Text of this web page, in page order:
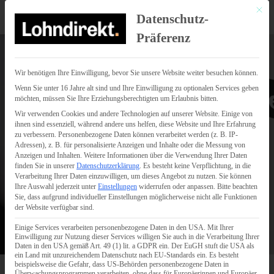
Mit
Datenschutz-
Präferenz
Wir benötigen Ihre Einwilligung, bevor Sie unsere Website weiter besuchen können.
Wenn Sie unter 16 Jahre alt sind und Ihre Einwilligung zu optionalen Services geben
möchten, müssen Sie Ihre Erziehungsberechtigten um Erlaubnis bitten.
Wir verwenden Cookies und andere Technologien auf unserer Website. Einige von
ihnen sind essenziell, während andere uns helfen, diese Website und Ihre Erfahrung
zu verbessern. Personenbezogene Daten können verarbeitet werden (z. B. IP-
Adressen), z. B. für personalisierte Anzeigen und Inhalte oder die Messung von
Anzeigen und Inhalten. Weitere Informationen über die Verwendung Ihrer Daten
finden Sie in unserer Datenschutzerklärung. Es besteht keine Verpflichtung, in die
Verarbeitung Ihrer Daten einzuwilligen, um dieses Angebot zu nutzen. Sie können
Ihre Auswahl jederzeit unter Einstellungen widerrufen oder anpassen. Bitte beachten
Sie, dass aufgrund individueller Einstellungen möglicherweise nicht alle Funktionen
der Website verfügbar sind.
Einige Services verarbeiten personenbezogene Daten in den USA. Mit Ihrer
Einwilligung zur Nutzung dieser Services willigen Sie auch in die Verarbeitung Ihrer
Daten in den USA gemäß Art. 49 (1) lit. a GDPR ein. Der EuGH stuft die USA als
ein Land mit unzureichendem Datenschutz nach EU-Standards ein. Es besteht
beispielsweise die Gefahr, dass US-Behörden personenbezogene Daten in